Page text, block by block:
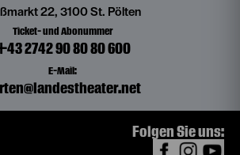
22, 3100 St. Pölten
Ticket- und Abonummer
2742 90 80 80 600
E-Mail:
Folgen Sie uns: